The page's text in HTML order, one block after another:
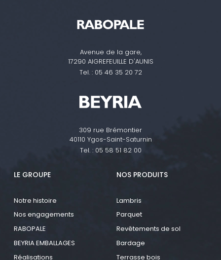
Avenue de la gare,
17290 AIGREFEUILLE D'AUNIS
Tel. : 05 46 35 20 72
309 rue Brémontier
40110 Ygos-Saint-Saturnin
Tel. : 05 58 51 82 00
LE GROUPE
Notre histoire
Nos engagements
RABOPALE
BEYRIA EMBALLAGES
Réalisations
NOS PRODUITS
Lambris
Parquet
Revêtements de sol
Bardage
Terrasse bois